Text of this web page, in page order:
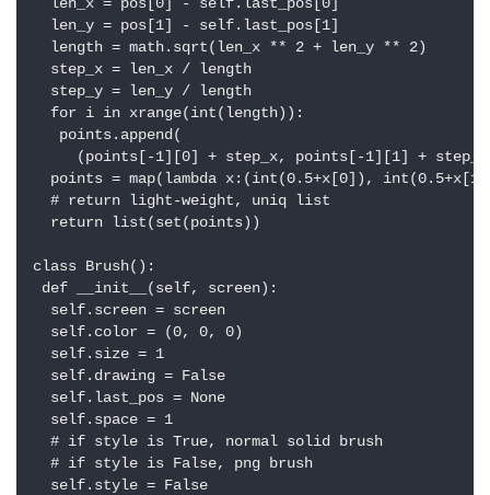
  len_y = pos[1] - self.last_pos[1]
  length = math.sqrt(len_x ** 2 + len_y ** 2)
  step_x = len_x / length
  step_y = len_y / length
  for i in xrange(int(length)):
   points.append(
(points[-1][0] + step_x, points[-1][1] +
points = map(lambda x:(int(0.5+x[0]),
  # return light-weight, uniq list
  return list(set(points))
class Brush():
def __init__(self, screen):
  self.screen = screen
  self.color = (0, 0, 0)
  self.size = 1
  self.drawing = False
  self.last_pos = None
  self.space = 1
  # if style is True, normal solid brush
  # if style is False, png brush
  self.style = False